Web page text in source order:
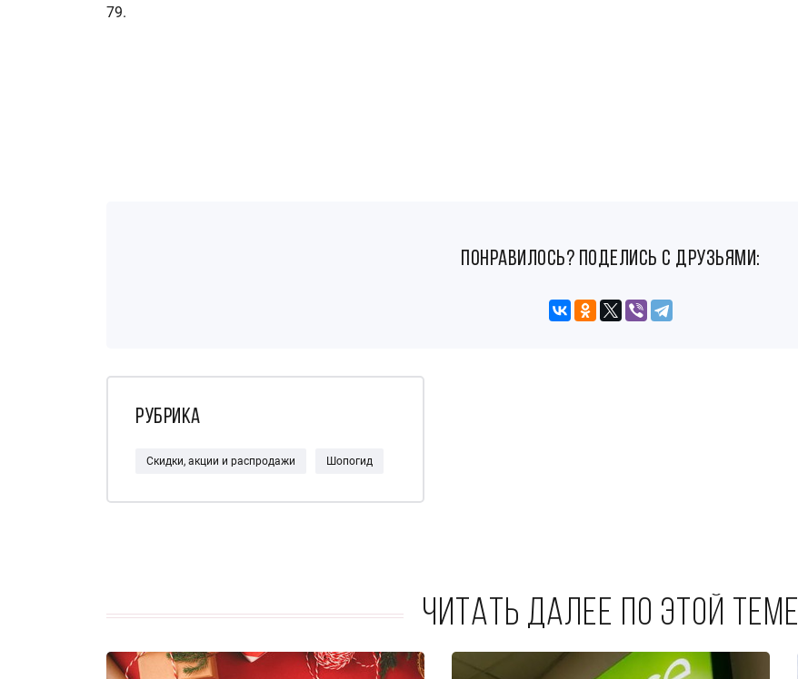
79.
понравилось? поделись с друзьями:
Рубрика
Скидки, акции и распродажи Шопогид
Читать далее по этой теме